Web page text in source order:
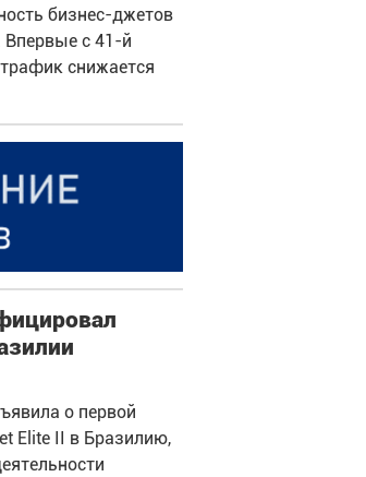
бизнес-джетов
Впервые с 41-й
снижается
о первой
Elite II в Бразилию,